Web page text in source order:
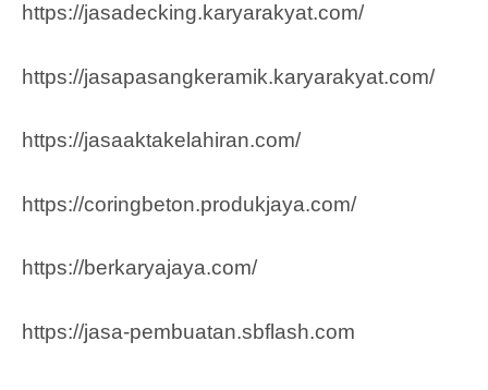
https://jasadecking.karyarakyat.com/
https://jasapasangkeramik.karyarakyat.com/
https://jasaaktakelahiran.com/
https://coringbeton.produkjaya.com/
https://berkaryajaya.com/
https://jasa-pembuatan.sbflash.com